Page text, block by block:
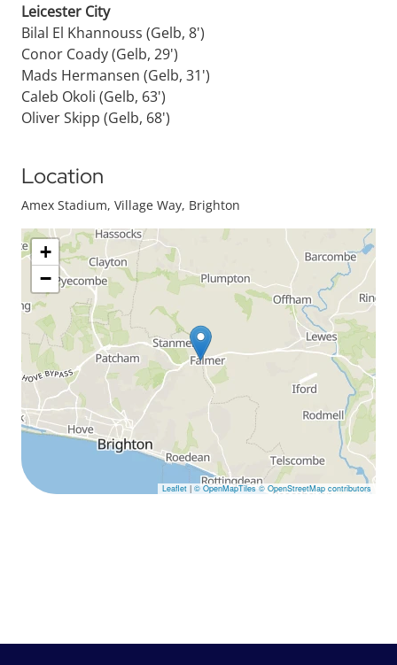
Leicester City
Bilal El Khannouss (Gelb, 8')
Conor Coady (Gelb, 29')
Mads Hermansen (Gelb, 31')
Caleb Okoli (Gelb, 63')
Oliver Skipp (Gelb, 68')
Location
Amex Stadium, Village Way, Brighton
+
−
Leaflet | © OpenMapTiles © OpenStreetMap contributors